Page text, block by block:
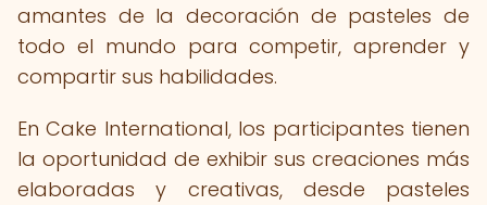
amantes de la decoración de pasteles de
todo el mundo para competir, aprender y
compartir sus habilidades.
En Cake International, los participantes tienen
la oportunidad de exhibir sus creaciones más
elaboradas y creativas, desde pasteles